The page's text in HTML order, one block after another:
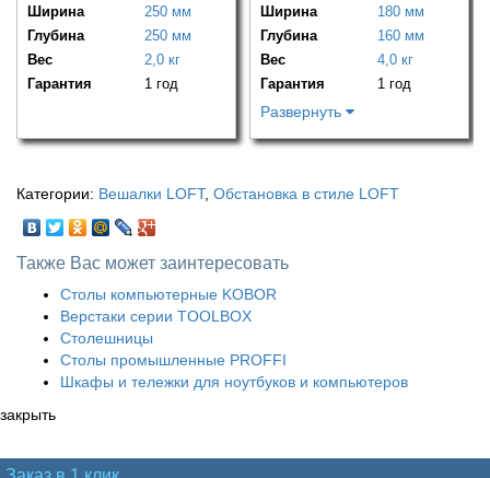
Ширина
250 мм
Глубина
250 мм
Вес
2,0 кг
Гарантия
1 год
Ширина
180 мм
Глубина
160 мм
Вес
4,0 кг
Гарантия
1 год
Развернуть
Категории: Вешалки LOFT, Обстановка в стиле LOFT
Также Вас может заинтересовать
Столы компьютерные KOBOR
Верстаки серии TOOLBOX
Столешницы
Столы промышленные PROFFI
Шкафы и тележки для ноутбуков и компьютеров
закрыть